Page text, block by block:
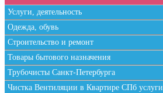
Услуги, деятельность
Одежда, обувь
Строительство и ремонт
Товары бытового назначения
Трубочисты Санкт-Петербурга
Чистка Вентиляции в Квартире СПб услуги